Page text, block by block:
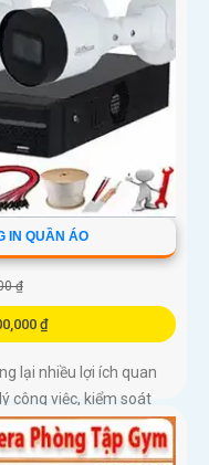
IN QUẦN ÁO
₫
₫
lại nhiều lợi ích quan
công việc, kiểm soát
Điều này giúp cải...